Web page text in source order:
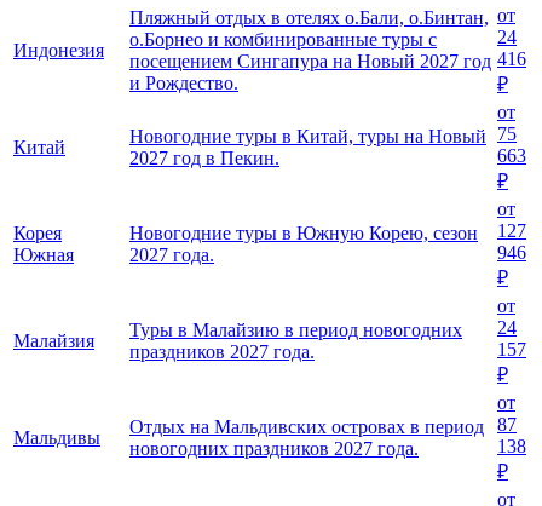
Индонезия
Пляжный отдых в отелях о.Бали, о.Бинтан,
о.Борнео и комбинированные туры с
посещением Сингапура на Новый 2027 год
и Рождество.
от
24
416
₽
Китай
Новогодние туры в Китай, туры на Новый
2027 год в Пекин.
от
75
663
₽
Корея
Южная
Новогодние туры в Южную Корею, сезон
2027 года.
от
127
946
₽
Малайзия
Туры в Малайзию в период новогодних
праздников 2027 года.
от
24
157
₽
Мальдивы
Отдых на Мальдивских островах в период
новогодних праздников 2027 года.
от
87
138
₽
от